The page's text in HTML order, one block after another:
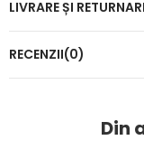
LIVRARE ȘI
RECENZII(0)
Din